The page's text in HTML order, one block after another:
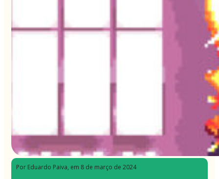
Por Eduardo Paiva, em 8 de março de 2024